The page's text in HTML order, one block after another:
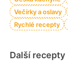
Večírky a oslavy
Rychlé recepty
Další recepty